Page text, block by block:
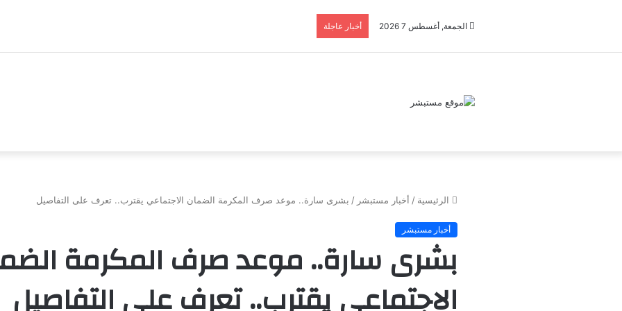
الجمعة, أغسطس 7 2026 أخبار عاجلة
الرئيسية / أخبار مستبشر / بشرى سارة.. موعد صرف المكرمة الضمان الاجتماعي يقترب.. تعرف على التفاصيل
أخبار مستبشر
بشرى سارة.. موعد صرف المكرمة
الاجتماعي يقترب.. تعرف على التفاصيل